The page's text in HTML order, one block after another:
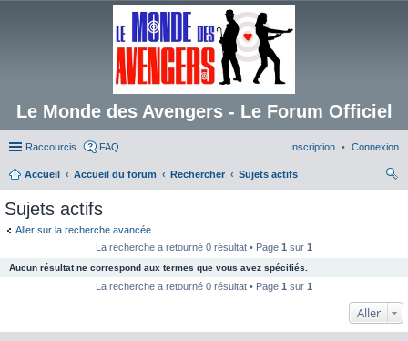
Le Monde des Avengers - Le Forum Officiel
Raccourcis FAQ Connexion
Inscription
Accueil Accueil du forum Rechercher
Sujets actifs
Sujets actifs
Aller sur la recherche avancée
La recherche a retourné 0 résultat • Page 1 sur 1
Aucun résultat ne correspond aux termes que vous avez spécifiés.
La recherche a retourné 0 résultat • Page 1 sur 1
Aller